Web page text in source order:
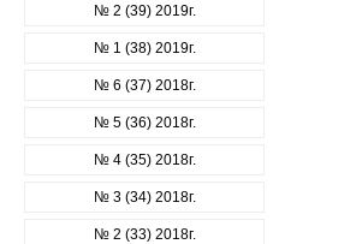
№ 2 (39) 2019г.
№ 1 (38) 2019г.
№ 6 (37) 2018г.
№ 5 (36) 2018г.
№ 4 (35) 2018г.
№ 3 (34) 2018г.
№ 2 (33) 2018г.